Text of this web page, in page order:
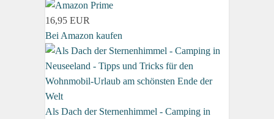
16,95 EUR
Bei Amazon kaufen
Als Dach der Sternenhimmel - Camping in